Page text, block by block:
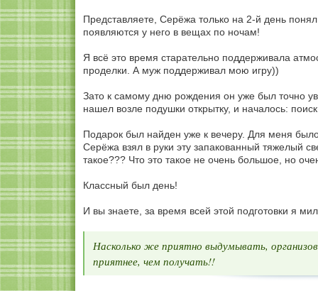
Представляете, Серёжа только на 2-й день
появляются у него в вещах по ночам!
Я всё это время старательно поддерживала
проделки. А муж поддерживал мою игру))
Зато к самому дню рождения он уже был точно
нашел возле подушки открытку, и началось:
Подарок был найден уже к вечеру. Для меня
Серёжа взял в руки эту запакованный тяжелый
такое??? Что это такое не очень большое, но
Классный был день!
И вы знаете, за время всей этой подготовки я
Насколько же приятно выдумывать,
приятнее, чем получать!!